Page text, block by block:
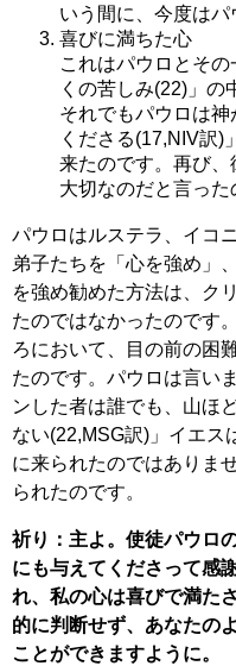
いう間に、今度はパ
喜びに満ちた心
これはパウロとそ
くの苦しみ(22)」の
それでもパウロは神
くださる(17,NIV訳)
来たのです。再び、
大切なのだと言った
パウロはルステラ、イコ
弟子たちを「心を強め」
を強め勧めた方法は、ク
たのではなかったのです
ろにおいて、目の前の困
たのです。パウロは言い
ンした者は誰でも、山ほ
ない(22,MSG訳)」イエス
に来られたのではありま
られたのです。
祈り：主よ。使徒パウロ
にも与えてくださって感
れ、私の心は喜びで満た
的に判断せず、あなたの
ことができますように。